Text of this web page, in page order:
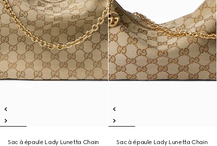
Sac à épaule Lady Lunetta Chain
Sac à épaule Lady Lunetta Chain